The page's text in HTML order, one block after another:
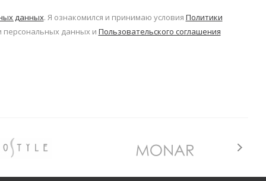
данных. Я ознакомился и принимаю условия Политики
данных и Пользовательского соглашения